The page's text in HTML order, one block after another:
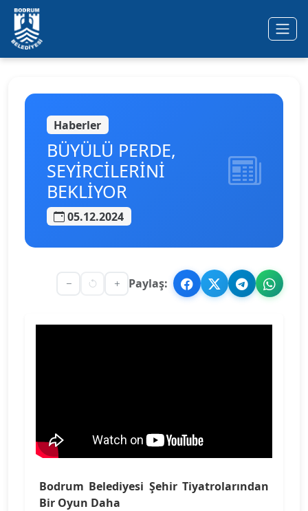
Ana içeriğe geç
Haberler
BÜYÜLÜ PERDE,
SEYİRCİLERİNİ
BEKLİYOR
05.12.2024
Paylaş:
Bodrum Belediyesi Şehir Tiyatrolarından
Bir Oyun Daha